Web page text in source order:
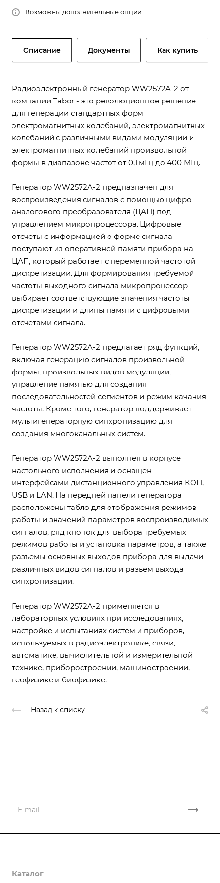
Возможны дополнительные опции
Описание Документы Как купить
Радиоэлектронный генератор WW2572A-2 от
компании Tabor - это революционное решение
для генерации стандартных форм
электромагнитных колебаний, электромагнитных
колебаний с различными видами модуляции и
электромагнитных колебаний произвольной
формы в диапазоне частот от 0,1 мГц до 400 МГц.
Генератор WW2572A-2 предназначен для
воспроизведения сигналов с помощью цифро-
аналогового преобразователя (ЦАП) под
управлением микропроцессора. Цифровые
отсчёты с информацией о форме сигнала
поступают из оперативной памяти прибора на
ЦАП, который работает с переменной частотой
дискретизации. Для формирования требуемой
частоты выходного сигнала микропроцессор
выбирает соответствующие значения частоты
дискретизации и длины памяти с цифровыми
отсчетами сигнала.
Генератор WW2572A-2 предлагает ряд функций,
включая генерацию сигналов произвольной
формы, произвольных видов модуляции,
управление памятью для создания
последовательностей сегментов и режим качания
частоты. Кроме того, генератор поддерживает
мультигенераторную синхронизацию для
создания многоканальных систем.
Генератор WW2572A-2 выполнен в корпусе
настольного исполнения и оснащен
интерфейсами дистанционного управления КОП,
USB и LAN. На передней панели генератора
расположены табло для отображения режимов
работы и значений параметров воспроизводимых
сигналов, ряд кнопок для выбора требуемых
режимов работы и установка параметров, а также
разъемы основных выходов прибора для выдачи
различных видов сигналов и разъем выхода
синхронизации.
Генератор WW2572A-2 применяется в
лабораторных условиях при исследованиях,
настройке и испытаниях систем и приборов,
используемых в радиоэлектронике, связи,
автоматике, вычислительной и измерительной
технике, приборостроении, машиностроении,
геофизике и биофизике.
Назад к списку
О компании
Каталог